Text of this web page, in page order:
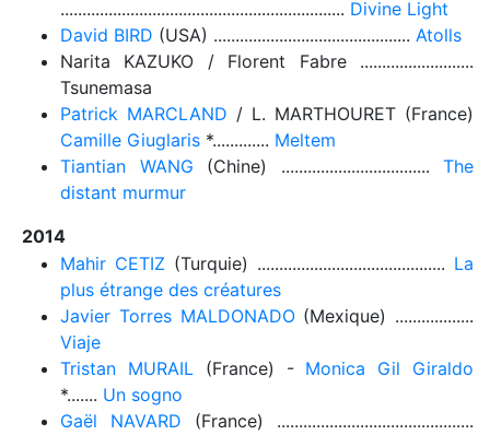
................................................................. Divine Light
David BIRD (USA) ............................................. Atolls
Narita KAZUKO / Florent Fabre ..........................
Tsunemasa
Patrick MARCLAND / L. MARTHOURET (France)
Camille Giuglaris *............. Meltem
Tiantian WANG (Chine) .................................. The
distant murmur
2014
Mahir CETIZ (Turquie) ........................................... La
plus étrange des créatures
Javier Torres MALDONADO(Mexique) ..................
Viaje
Tristan MURAIL(France) - Monica Gil Giraldo
*....... Un sogno
Gaël NAVARD (France) .............................................